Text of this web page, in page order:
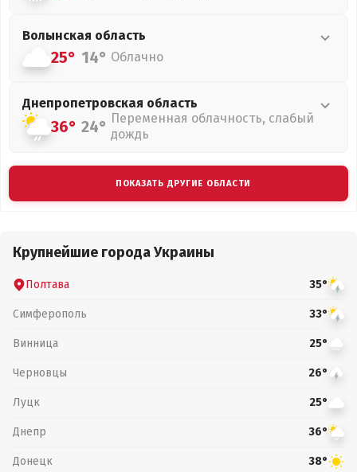
Волынская область
25° 14° Облачно
Днепропетровская область
36° 24° Переменная облачность, слабый
дождь
ПОКАЗАТЬ ДРУГИЕ ОБЛАСТИ
Крупнейшие города Украины
Полтава 35°
Симферополь 33°
Винница 25°
Черновцы 26°
Луцк 25°
Днепр 36°
Донецк 38°